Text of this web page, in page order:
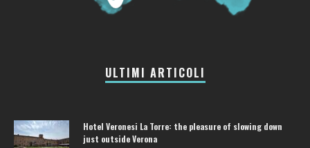
ULTIMI ARTICOLI
Hotel Veronesi La Torre: the pleasure of slowing down
just outside Verona